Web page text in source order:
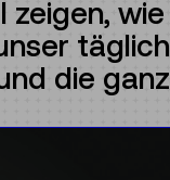
zeigen,
die